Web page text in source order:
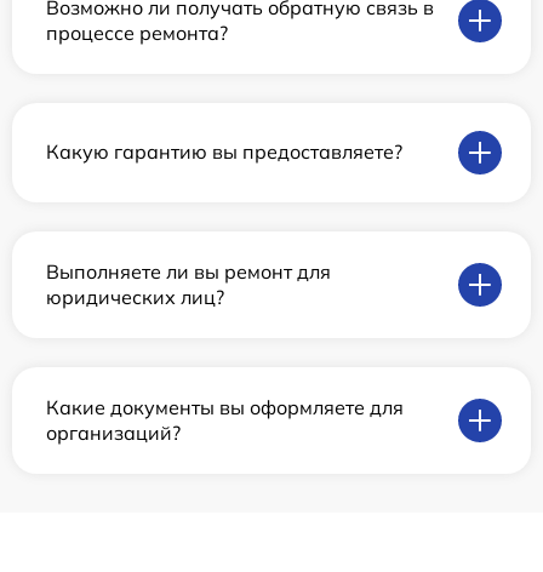
Возможно ли получать обратную связь в
процессе ремонта?
Какую гарантию вы предоставляете?
Выполняете ли вы ремонт для
юридических лиц?
Какие документы вы оформляете для
организаций?